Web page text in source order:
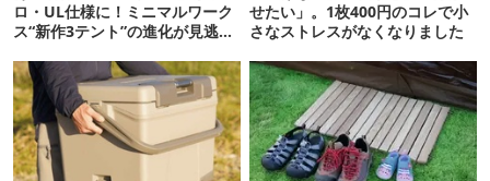
ロ・UL仕様に！ミニマルワーク
ス“新作3テント”の進化が見逃せ
せたい」。1枚400円のコレで小
さなストレスがなくなりました